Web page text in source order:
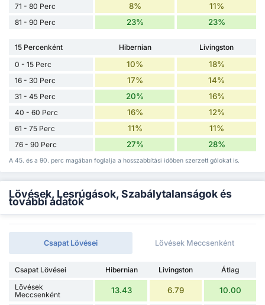
71 - 80 Perc 8% 11%
81 - 90 Perc 23% 23%
15 Percenként Hibernian
Livingston
0 - 15 Perc
10% 18%
16 - 30 Perc 17% 14%
31 - 45 Perc 20% 16%
40 - 60 Perc 16% 12%
61 - 75 Perc 11% 11%
76 - 90 Perc 27% 28%
A 45. és a 90. perc magában foglalja a hosszabbítási időben szerzett gólokat is.
Lövések, Lesrúgások, Szabálytalanságok és
további adatok
Csapat Lövései Lövések Meccsenként
Csapat Lövései Hibernian Livingston
Átlag
Lövések
Meccsenként
13.43 6.79 10.00